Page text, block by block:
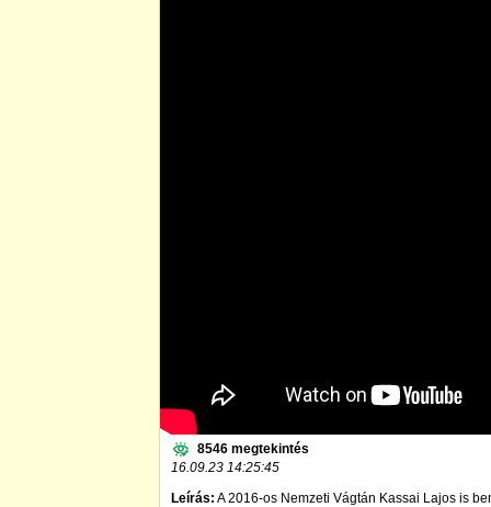
8546 megtekintés
16.09.23 14:25:45
Leírás: A 2016-os Nemzeti Vágtán Kassai Lajos is